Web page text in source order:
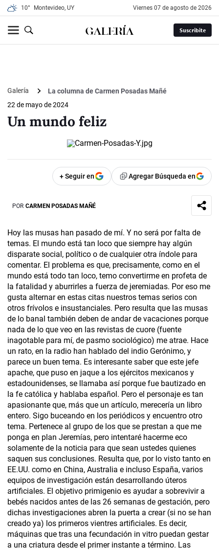
10° Montevideo, UY viernes 07 de agosto de 2026
Suscribite
Galería
La columna de Carmen Posadas Mañé
22 de mayo de 2024
Un mundo feliz
+ Seguir en Agregar Búsqueda en
POR CARMEN POSADAS MAÑÉ
Hoy las musas han pasado de mí. Y no será por falta de
temas. El mundo está tan loco que siempre hay algún
disparate social, político o de cualquier otra índole para
comentar. El problema es que, precisamente, como en el
mundo está todo tan loco, temo convertirme en profeta de
la fatalidad y aburrirles a fuerza de jeremiadas. Por eso me
gusta alternar en estas citas nuestros temas serios con
otros frívolos e insustanciales. Pero resulta que las musas
de lo banal también deben de andar de vacaciones porque
nada de lo que veo en las revistas de cuore (fuente
inagotable para mí, de pasmo sociológico) me atrae. Hace
un rato, en la radio han hablado del indio Gerónimo­, y
parece un buen tema. Es interesante saber que este jefe
apache, que puso en jaque a los ejércitos mexicanos y
estadounidenses, se llamaba así porque fue bautizado en
la fe católica y hablaba español. Pero el personaje es tan
apasionante que, más que un artículo, merecería un libro
entero. Sigo buceando en los periódicos y encuentro otro
tema. Pertenece al grupo de los que se prestan a que me
ponga en plan Jeremías, pero intentaré hacerme eco
solamente de la noticia para que sean ustedes quienes
saquen sus conclusiones. Resulta que, por lo visto tanto en
EE.UU. como en China­, Australia e incluso España, varios
equipos de investigación están desarrollando úteros
artificiales. El objetivo primigenio es ayudar a sobrevivir a
bebés nacidos antes de las 26 semanas de gestación, pero
dichas investigaciones abren la puerta a crear (si no se han
creado ya) los primeros vientres artificiales. Es decir,
máquinas que tras una fecundación in vitro puedan gestar
a una criatura desde el primer instante a término. Las